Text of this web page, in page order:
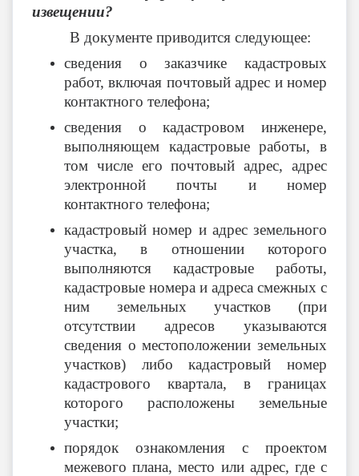
извещении?
В документе приводится следующее:
сведения о заказчике кадастровых
работ, включая почтовый адрес и номер
контактного телефона;
сведения о кадастровом инженере,
выполняющем кадастровые работы, в
том числе его почтовый адрес, адрес
электронной почты и номер
контактного телефона;
кадастровый номер и адрес земельного
участка, в отношении которого
выполняются кадастровые работы,
кадастровые номера и адреса смежных с
ним земельных участков (при
отсутствии адресов указываются
сведения о местоположении земельных
участков) либо кадастровый номер
кадастрового квартала, в границах
которого расположены земельные
участки;
порядок ознакомления с проектом
межевого плана, место или адрес, где с